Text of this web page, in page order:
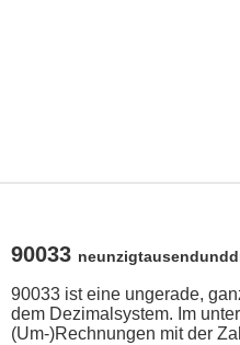
90033
90033 ist eine ungerade,
dem Dezimalsystem. Im
(Um-)Rechnungen mit der